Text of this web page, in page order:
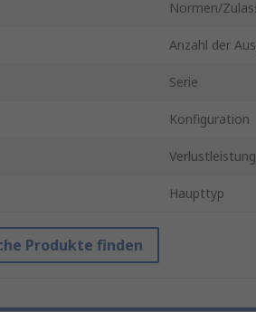
Normen/
Anzahl der
Serie
Konfiguration
Verlustleistung
Haupttyp
Produkte finden